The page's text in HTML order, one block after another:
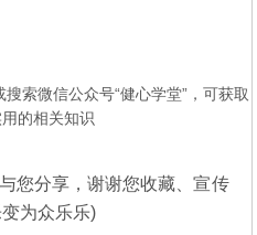
搜索微信公众号“健心学堂”，可获取
的相关知识
与您分享，谢谢您收藏、宣传
为众乐乐)